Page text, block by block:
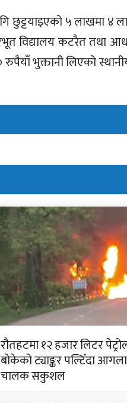
छुट्टयाइएको ५ लाखमा ४
विद्यालय कटरैत तथा
भुक्तानी लिएको
रौतहटमा १२ हजार लिटर
बोकेको ट्याङ्कर पल्टिँदा
चालक सकुशल